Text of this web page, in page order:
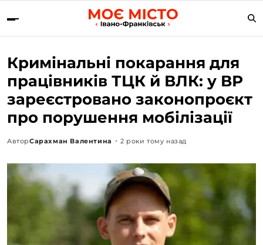
Кримінальні покарання для
працівників ТЦК й ВЛК: у ВР
зареєстровано законопроєкт
про порушення мобілізації
АвторСарахман Валентина 2 роки тому назад